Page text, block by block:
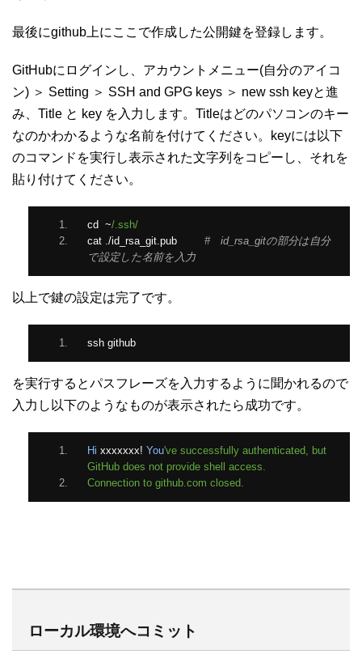
最後にgithub上にここで作成した公開鍵を登録します。
GitHubにログインし、アカウントメニュー(自分のアイコ
ン) ＞ Setting ＞ SSH and GPG keys ＞ new ssh keyと進
み、Title と key を入力します。Titleはどのパソコンのキー
なのかわかるような名前を付けてください。keyには以下
のコマンドを実行し表示された文字列をコピーし、それを
貼り付けてください。
cd ~/.ssh/
cat ./id_rsa_git pub #　id_rsa_gitの部分は自分
で設定した名前を入力
以上で鍵の設定は完了です。
ssh github
を実行するとパスフレーズを入力するように聞かれるので
入力し以下のようなものが表示されたら成功です。
Hi xxxxxxx! You've successfully authenticated, but
GitHub does not provide shell access.
Connection to github.com closed.
ローカル環境へコミット